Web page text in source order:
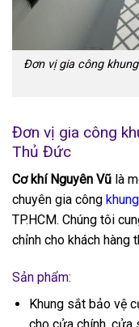
Đơn vị gia công
Đơn vị gia công
Thủ Đức
Cơ khí Nguyên Vũ là
chuyên gia công
TP.HCM. Chúng tôi
chỉnh cho khách hàng
Sản phẩm:
Khung sắt bảo vệ